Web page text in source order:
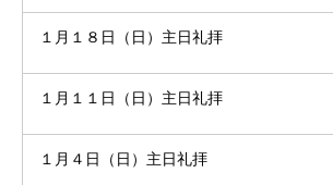
１月１８日（日）主日礼拝
１月１１日（日）主日礼拝
１月４日（日）主日礼拝